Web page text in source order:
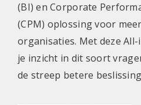
(BI) en Corporate
(CPM) oplossing voor
organisaties. Met deze
je inzicht in dit soort
de streep betere